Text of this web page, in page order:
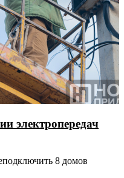
электропередач
8 домов